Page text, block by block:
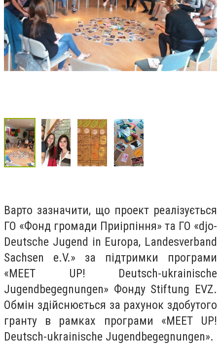
Варто зазначити, що проект реалізується
ГО «Фонд громади Приірпіння» та ГО «djo-
Deutsche Jugend in Europa, Landesverband
Sachsen e.V.» за підтримки програми
«MEET UP! Deutsch-ukrainische
Jugendbegegnungen» Фонду Stiftung EVZ.
Обмін здійснюється за рахунок здобутого
гранту в рамках програми «MEET UP!
Deutsch-ukrainische Jugendbegegnungen».